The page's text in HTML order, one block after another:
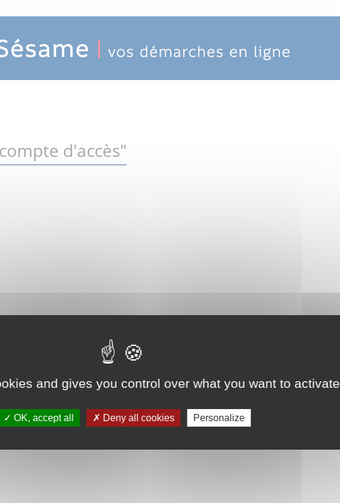
and gives you control over what you want to activate
OK, accept all Deny all cookies Personalize
d'accès"